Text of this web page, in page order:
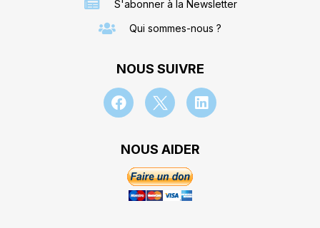
S'abonner à la Newsletter
Qui sommes-nous ?
NOUS SUIVRE
NOUS AIDER